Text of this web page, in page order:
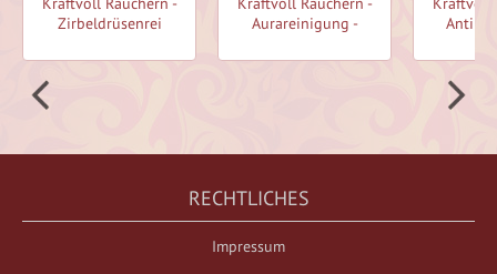
Zirbeldrüsenrei
Aurareinigung -
Anti
RECHTLICHES
Impressum